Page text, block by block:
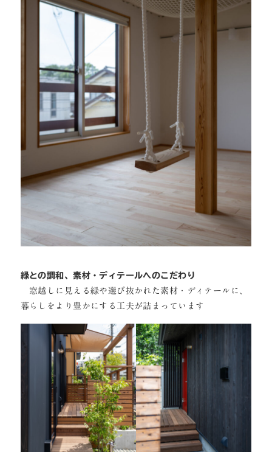
緑との調和、素材・ディテールへのこだわり
窓越しに見える緑や選び抜かれた素材・ディテールに、
暮らしをより豊かにする工夫が詰まっています